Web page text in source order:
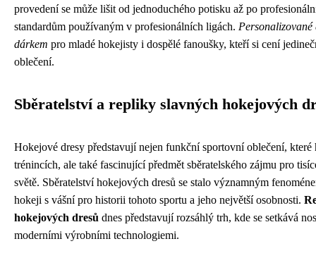
provedení se může lišit od jednoduchého potisku až po
standardům používaným v profesionálních ligách.
dárkem pro mladé hokejisty i dospělé fanoušky, kteří si cení
oblečení.
Sběratelství a repliky slavných hokejových
Hokejové dresy představují nejen funkční sportovní oblečení, které
trénincích, ale také fascinující předmět sběratelského zájmu pro
světě. Sběratelství hokejových dresů se stalo významným
hokeji s vášní pro historii tohoto sportu a jeho největší osobnosti.
hokejových dresů dnes představují rozsáhlý trh, kde se setkává
moderními výrobními technologiemi.